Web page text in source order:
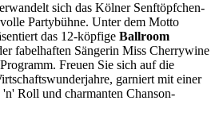
sich das Kölner Senftöpfchen-
Partybühne. Unter dem Motto
das 12-köpfige Ballroom
fabelhaften Sängerin Miss Cherrywine
Freuen Sie sich auf die
garniert mit einer
Roll und charmanten Chanson-